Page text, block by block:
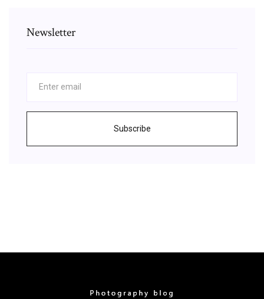
Newsletter
Subscribe